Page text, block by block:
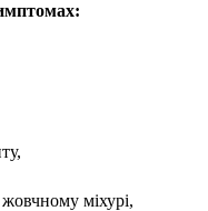
міхурі,